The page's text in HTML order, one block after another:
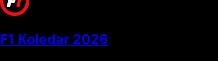
F1 Koledar 2026